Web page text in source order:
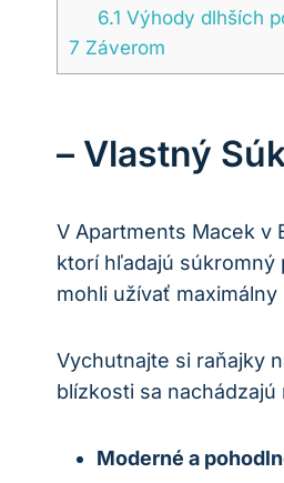
6.1 Výhody dlhších
7 Záverom
– Vlastný
V Apartments Macek v
ktorí hľadajú súkromný
mohli užívať
Vychutnajte si raňajky
blízkosti sa
Moderné a